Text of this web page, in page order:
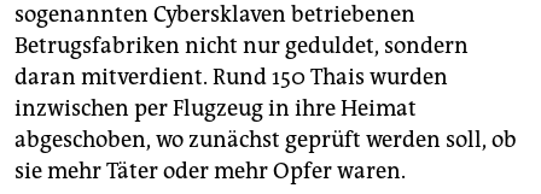
sogenannten Cybersklaven betriebenen
Betrugsfabriken nicht nur geduldet, sondern
daran mitverdient. Rund 150 Thais wurden
inzwischen per Flugzeug in ihre Heimat
abgeschoben, wo zunächst geprüft werden soll, ob
sie mehr Täter oder mehr Opfer waren.